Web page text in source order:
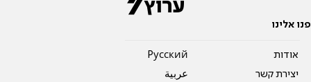
פנו אלינו
אודות
יצירת קשר
Pусский
عربية